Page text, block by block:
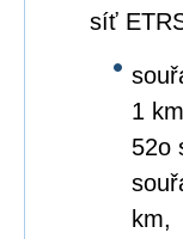
síť
1
52o
km,